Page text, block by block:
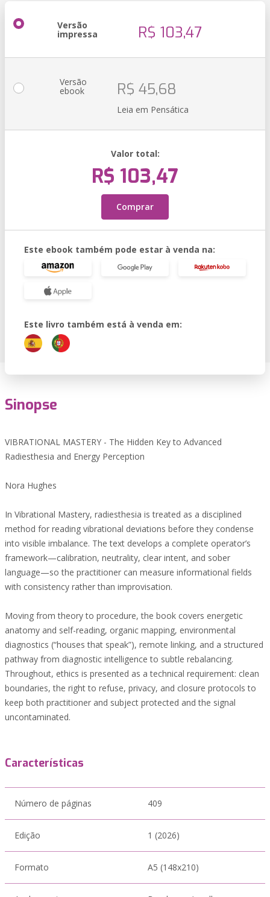
Versão
impressa R$ 103,47
Versão
ebook R$ 45,68
Leia em Pensática
Valor total:
R$ 103,47
Comprar
Este ebook também pode estar à venda na:
Este livro também está à venda em:
Sinopse
VIBRATIONAL MASTERY - The Hidden Key to Advanced
Radiesthesia and Energy Perception
Nora Hughes
In Vibrational Mastery, radiesthesia is treated as a disciplined
method for reading vibrational deviations before they condense
into visible imbalance. The text develops a complete operator’s
framework—calibration, neutrality, clear intent, and sober
language—so the practitioner can measure informational fields
with consistency rather than improvisation.
Moving from theory to procedure, the book covers energetic
anatomy and self-reading, organic mapping, environmental
diagnostics (“houses that speak”), remote linking, and a structured
pathway from diagnostic intelligence to subtle rebalancing.
Throughout, ethics is presented as a technical requirement: clean
boundaries, the right to refuse, privacy, and closure protocols to
keep both practitioner and subject protected and the signal
uncontaminated.
Características
Número de páginas 409
Edição 1 (2026)
Formato A5 (148x210)